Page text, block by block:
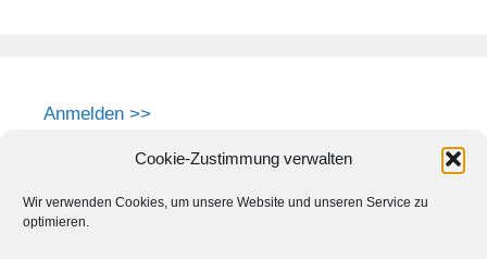
Cookie-Zustimmung verwalten
Wir verwenden Cookies, um unsere Website und unseren Service zu
optimieren.
Anmelden >>